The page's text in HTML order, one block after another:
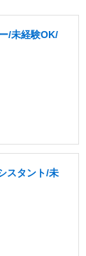
/未経験OK/
スタント/未